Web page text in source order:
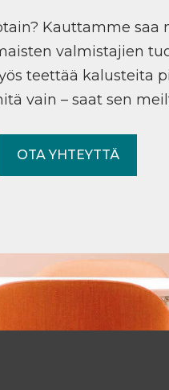
Kauttamme saa
valmistajien
teettää kalusteita
vain – saat sen
OTA YHTEYTTÄ